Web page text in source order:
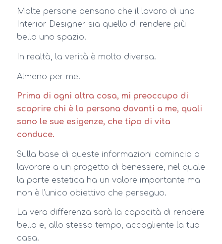
Molte persone pensano che il lavoro di una
Interior Designer sia quello di rendere più
bello uno spazio.
In realtà, la verità è molto diversa.
Almeno per me.
Prima di ogni altra cosa, mi preoccupo di
scoprire chi è la persona davanti a me, quali
sono le sue esigenze, che tipo di vita
conduce.
Sulla base di queste informazioni comincio a
lavorare a un progetto di benessere, nel quale
la parte estetica ha un valore importante ma
non è l’unico obiettivo che perseguo.
La vera differenza sarà la capacità di rendere
bella e, allo stesso tempo, accogliente la tua
casa.